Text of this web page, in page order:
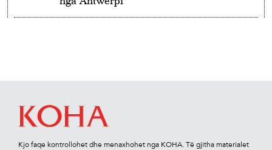
Kjo faqe kontrollohet dhe menaxhohet nga KOHA. Të gjitha materialet